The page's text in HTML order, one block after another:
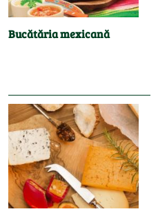
Bucătăria mexicană